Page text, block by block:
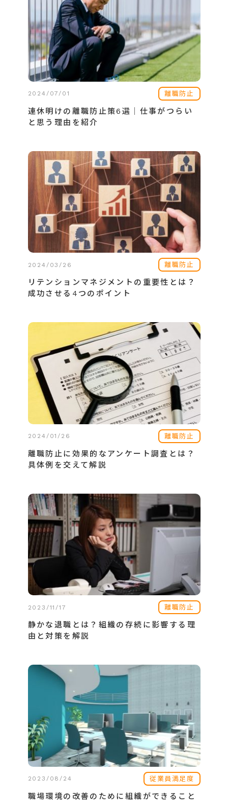
2024/07/01 離職防止
連休明けの離職防止策6選│仕事がつらい
と思う理由を紹介
2024/03/26 離職防止
リテンションマネジメントの重要性とは？
成功させる4つのポイント
2024/01/26 離職防止
離職防止に効果的なアンケート調査とは？
具体例を交えて解説
2023/11/17 離職防止
静かな退職とは？組織の存続に影響する理
由と対策を解説
2023/08/24 従業員満足度
職場環境の改善のために組織ができること